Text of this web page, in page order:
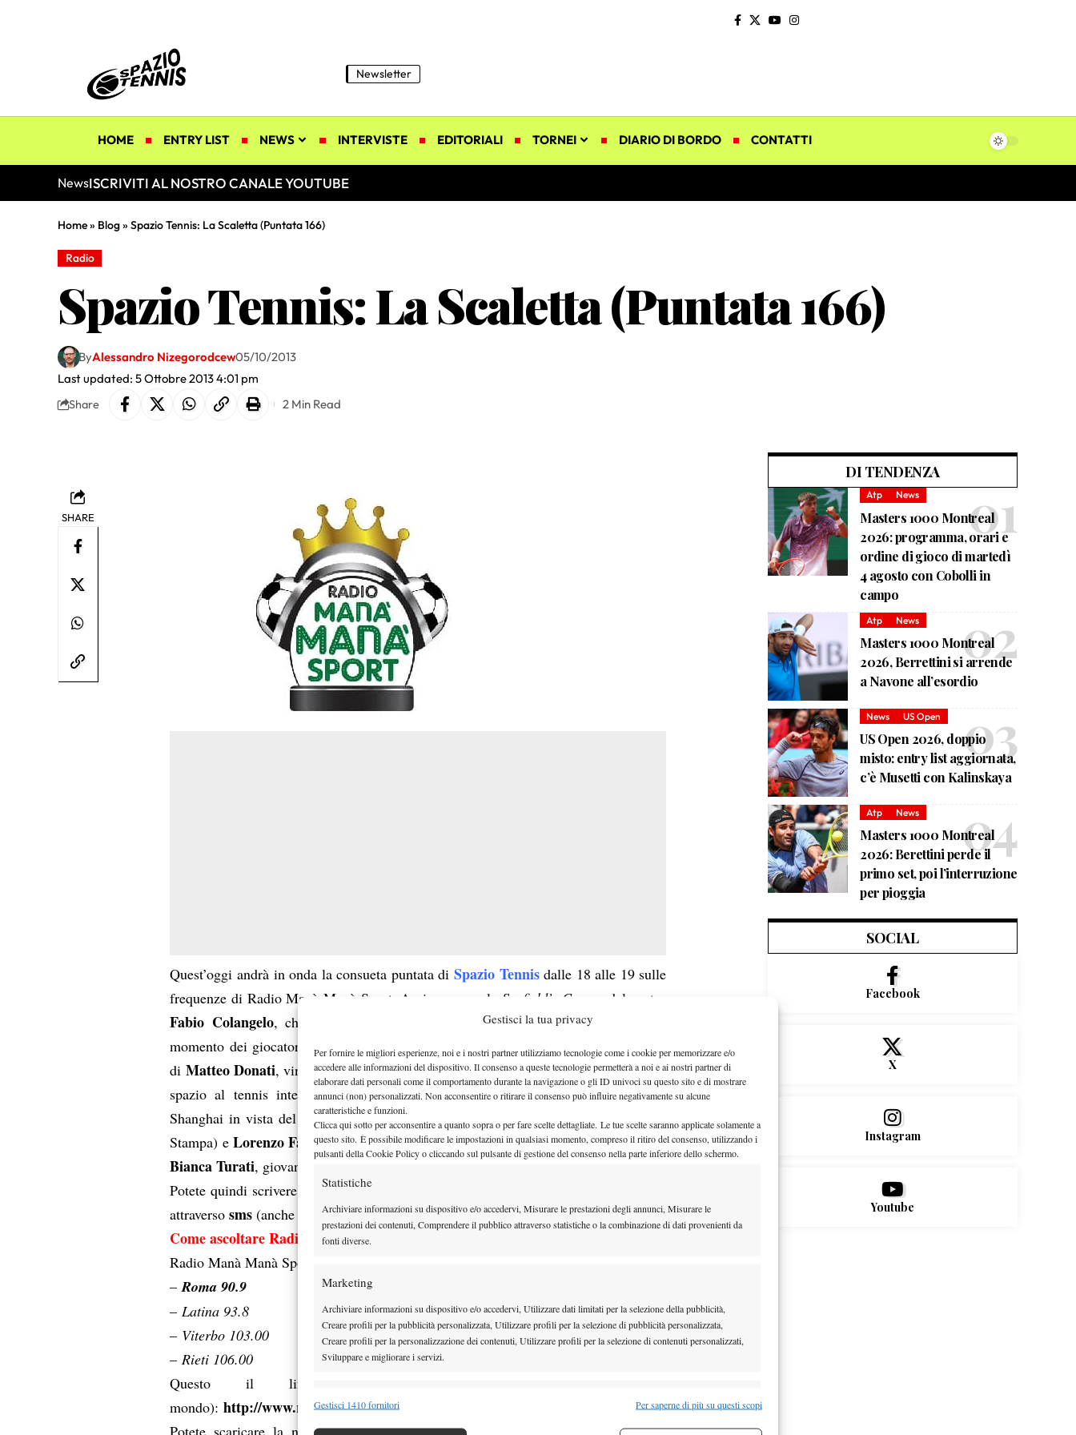
Gestisci la tua privacy
Per fornire le migliori esperienze, noi e i nostri partner utilizziamo tecnologie come i cookie per memorizzare e/o
accedere alle informazioni del dispositivo. Il consenso a queste tecnologie permetterà a noi e ai nostri partner di
elaborare dati personali come il comportamento durante la navigazione o gli ID univoci su questo sito e di mostrare
annunci (non) personalizzati. Non acconsentire o ritirare il consenso può influire negativamente su alcune
caratteristiche e funzioni.
Clicca qui sotto per acconsentire a quanto sopra o per fare scelte dettagliate. Le tue scelte saranno applicate solamente a
questo sito. È possibile modificare le impostazioni in qualsiasi momento, compreso il ritiro del consenso, utilizzando i
pulsanti della Cookie Policy o cliccando sul pulsante di gestione del consenso nella parte inferiore dello schermo.
Statistiche
Archiviare informazioni su dispositivo e/o accedervi, Misurare le prestazioni degli annunci, Misurare le
prestazioni dei contenuti, Comprendere il pubblico attraverso statistiche o la combinazione di dati provenienti da
fonti diverse.
Marketing
Archiviare informazioni su dispositivo e/o accedervi, Utilizzare dati limitati per la selezione della pubblicità,
Creare profili per la pubblicità personalizzata, Utilizzare profili per la selezione di pubblicità personalizzata,
Creare profili per la personalizzazione dei contenuti, Utilizzare profili per la selezione di contenuti personalizzati,
Sviluppare e migliorare i servizi.
Funzionalità
Gestisci 1410 fornitori Per saperne di più su questi scopi
Newsletter
HOME ENTRY LIST NEWS INTERVISTE EDITORIALI TORNEI DIARIO DI BORDO CONTATTI
NewsISCRIVITI AL NOSTRO CANALE YOUTUBE
Home» Blog» Spazio Tennis: La Scaletta (Puntata 166)
Radio
Spazio Tennis: La Scaletta (Puntata 166)
Last updated: 5 Ottobre 2013 4:01 pm
ByAlessandro Nizegorodcew05/10/2013
Share 2 Min Read
SHARE
Quest’oggi andrà in onda la consueta puntata di Spazio Tennisdalle 18 alle 19 sulle
frequenze di Radio Manà Manà Sport. Apriremo con lo Scofield’s Corner del nostro
Fabio Colangelo, che insieme a
di Tennisbest si soffermerà sul
momento dei giocatori italiani e sul ritiro di David Nalbandian. Sarà quindi la volta
di Matteo Donati, vincitore questa mattina del futures di Biella. Nella seconda parte
spazio al tennis internazionale, da Nadal nuovo numero 1 sino al tabellone di
Shanghai in vista del Master di Londra. Ne parleremo con
Stefano Semeraro(La
Stampa) e Lorenzo Fares(Supertennis TV). Chiuderemo la puntata in compagnia di
Bianca Turati, giovanissima e promettente azzurra, classe 1997.
Potete quindi scrivere le vostre domande qui nei commenti durante la trasmissione o
attraversosms (anche gratuiti tramite whatsapp) al3896507676
Come ascoltare Radio Manà Manà Sport
Radio Manà Manà Sport è ascoltabile in tutto il Lazio alle seguenti frequenze:
–Roma 90.9
– Latina 93.8
– Viterbo 103.00
– Rieti 106.00
Questo il link per lo
mondo):http://www.radiomanasport.it/player.htm
Potete scaricare la nostraApp per Iphone e Android
gratuitamente attraverso
DI TENDENZA
Atp News
Masters 1000 Montreal
2026: programma, orari e
ordine di gioco di martedì
4 agosto con Cobolli in
campo
Atp News
Masters 1000 Montreal
2026, Berrettini si arrende
a Navone all’esordio
News US Open
US Open 2026, doppio
misto: entry list aggiornata,
c’è Musetti con Kalinskaya
Atp News
Masters 1000 Montreal
2026: Berettini perde il
primo set, poi l’interruzione
per pioggia
SOCIAL
Facebook
X
Instagram
Youtube